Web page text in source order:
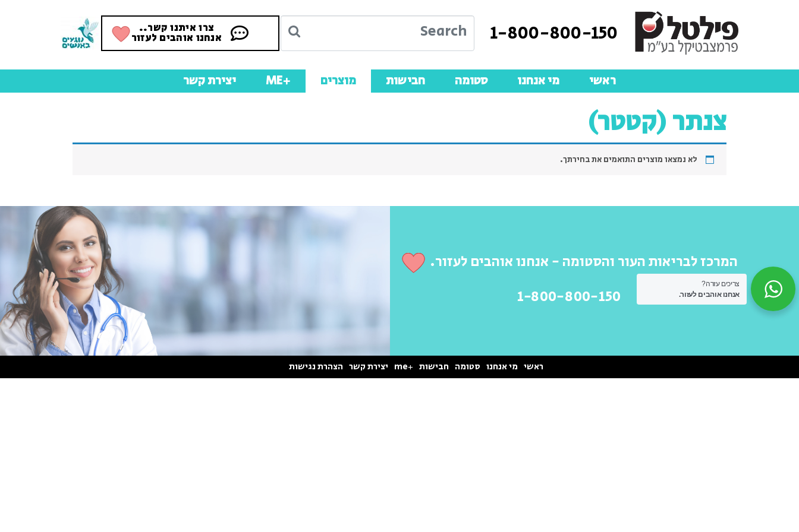
1-800-800-150 צרו איתנו קשר..
אנחנו אוהבים לעזור
ראשי מי אנחנו סטומה חבישות מוצרים +ME יצירת קשר
צנתר (קטטר)
לא נמצאו מוצרים התואמים את בחירתך.
המרכז לבריאות העור והסטומה - אנחנו אוהבים לעזור.
1-800-800-150
ראשי מי אנחנו סטומה חבישות +me יצירת קשר הצהרת נגישות
צריכים עזרה?
אנחנו אוהבים לעזור.